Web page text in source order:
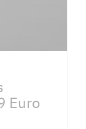
Euro